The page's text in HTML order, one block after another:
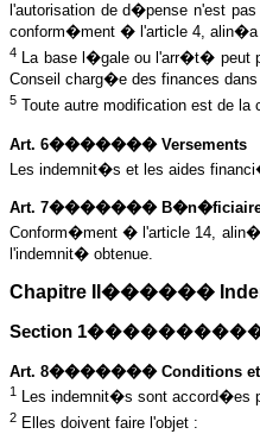
l'autorisation de d�pense n'est
conform�ment � l'article 4, alin�a
4 La base l�gale ou l'arr�t� peut
Conseil charg�e des finances
5 Toute autre modification est de
Art. 6������� Versements
Les indemnit�s et les aides
Art. 7������� B�n�ficiaire
Conform�ment � l'article 14,
l'indemnit� obtenue.
Chapitre II������
Section
Art. 8������� Conditions et
1 Les indemnit�s sont accord�es
2 Elles doivent faire l'objet :